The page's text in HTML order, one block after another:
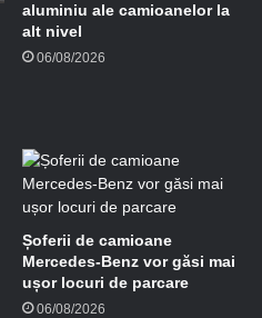
aluminiu ale camioanelor la
alt nivel
06/08/2026
Șoferii de camioane
Mercedes-Benz vor găsi mai
ușor locuri de parcare
06/08/2026